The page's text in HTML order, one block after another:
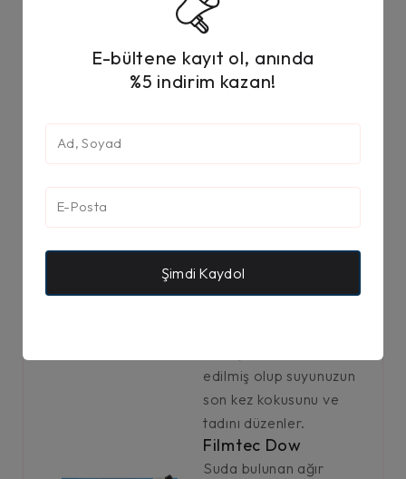
5 micron GE sediment
filtreden geçirilerek
temizlenir. (Spun)
Post Karbon Filtre
edilmiş olup suyunuzun
son kez kokusunu ve
tadını düzenler.
Filmtec Dow
Suda bulunan ağır
E-bültene kayıt ol, anında
%5 indirim kazan!
Şimdi Kaydol